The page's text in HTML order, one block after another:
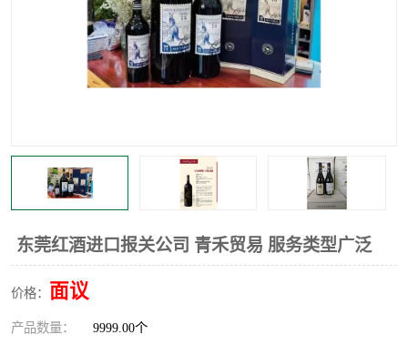
东莞红酒进口报关公司 青禾贸易 服务类型广泛
价格： 面议
产品数量： 9999.00个
国际灯具清关